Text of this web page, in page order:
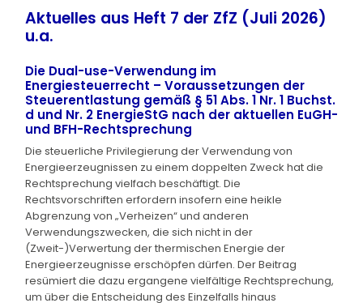
Aktuelles aus Heft 7 der ZfZ (Juli 2026)
u.a.
Die Dual-use-Verwendung im
Energiesteuerrecht – Voraussetzungen der
Steuerentlastung gemäß § 51 Abs. 1 Nr. 1 Buchst.
d und Nr. 2 EnergieStG nach der aktuellen EuGH-
und BFH-Rechtsprechung
Die steuerliche Privilegierung der Verwendung von
Energieerzeugnissen zu einem doppelten Zweck hat die
Rechtsprechung vielfach beschäftigt. Die
Rechtsvorschriften erfordern insofern eine heikle
Abgrenzung von „Verheizen“ und anderen
Verwendungszwecken, die sich nicht in der
(Zweit-)Verwertung der thermischen Energie der
Energieerzeugnisse erschöpfen dürfen. Der Beitrag
resümiert die dazu ergangene vielfältige Rechtsprechung,
um über die Entscheidung des Einzelfalls hinaus